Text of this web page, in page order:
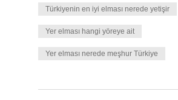
Türkiyenin en iyi elması nerede yetişir
Yer elması hangi yöreye ait
Yer elması nerede meşhur Türkiye